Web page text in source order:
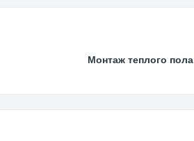
Монтаж теплого пола